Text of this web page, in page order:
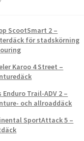
ScootSmart 2 –
för stadskörning
Karoo 4 Street –
Enduro Trail-ADV 2 –
och allroaddäck
SportAttack 5 –